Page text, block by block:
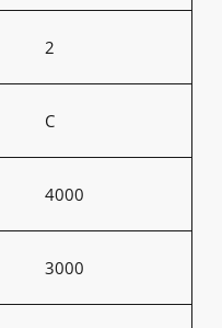
2
C
4000
3000